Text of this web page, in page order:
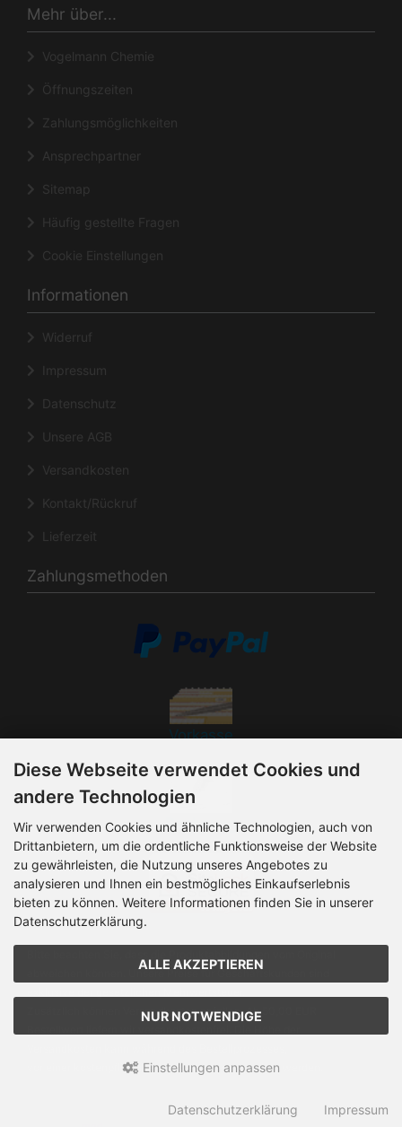
Mehr über...
Vogelmann Chemie
Öffnungszeiten
Zahlungsmöglichkeiten
Ansprechpartner
Sitemap
Häufig gestellte Fragen
Cookie Einstellungen
Informationen
Widerruf
Impressum
Datenschutz
Unsere AGB
Versandkosten
Kontakt/Rückruf
Lieferzeit
Zahlungsmethoden
Vorkasse
Rechnung
abweichen können. Unsere Preise für Geschäftskunden sind
Zusätzlich können Versandkosten anfallen. Ab 50,00 EUR
vor einer kostenpflichtigen Bestellung, eingesehen werden.
Diese Webseite verwendet Cookies und
andere Technologien
Wir verwenden Cookies und ähnliche Technologien, auch von
Drittanbietern, um die ordentliche Funktionsweise der Website
zu gewährleisten, die Nutzung unseres Angebotes zu
analysieren und Ihnen ein bestmögliches Einkaufserlebnis
bieten zu können. Weitere Informationen finden Sie in unserer
Datenschutzerklärung.
ALLE AKZEPTIEREN
NUR NOTWENDIGE
Einstellungen anpassen
Datenschutzerklärung Impressum